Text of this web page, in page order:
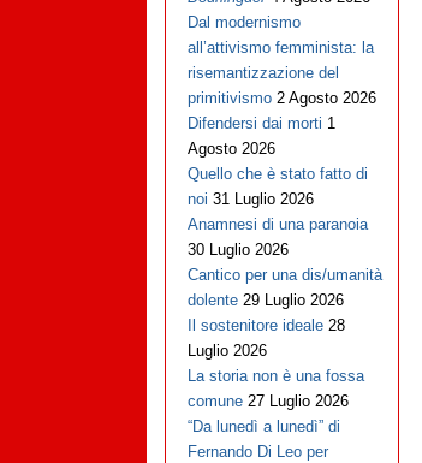
Dal modernismo
all’attivismo femminista: la
risemantizzazione del
primitivismo 2 Agosto 2026
Difendersi dai morti 1
Agosto 2026
Quello che è stato fatto di
noi 31 Luglio 2026
Anamnesi di una paranoia
30 Luglio 2026
Cantico per una dis/umanità
dolente 29 Luglio 2026
Il sostenitore ideale 28
Luglio 2026
La storia non è una fossa
comune 27 Luglio 2026
“Da lunedì a lunedì” di
Fernando Di Leo per